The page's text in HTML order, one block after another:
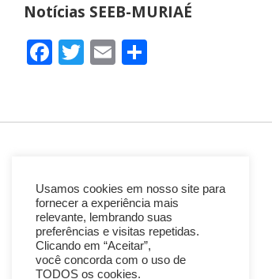
Notícias SEEB-MURIAÉ
Facebook
Twitter
Email
Usamos cookies em nosso site para
fornecer a experiência mais
relevante, lembrando suas
preferências e visitas repetidas.
Clicando em “Aceitar”,
você concorda com o uso de
TODOS os cookies.